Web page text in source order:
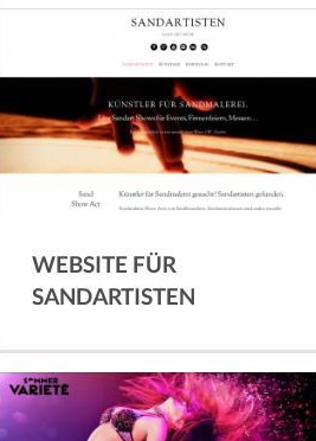
WEBSITE FÜR
SANDARTISTEN